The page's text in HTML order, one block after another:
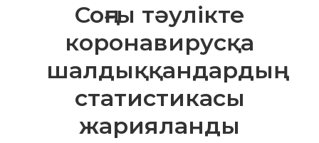
Соңғы тәулікте
коронавирусқа
шалдыққандардың
статистикасы
жарияланды